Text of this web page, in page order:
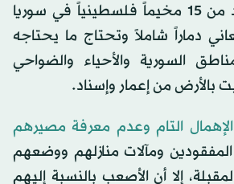
فحسب. فهو واحد من 15 مخيماً فلسطينياً في سوريا
منها تعاني دماراً شاملاً وتحتاج ما يحتاجه
السورية والأحياء والضواحي
بالأرض من إعمار وإسناد.
الإهمال التام وعدم معرفة مصيرهم
ومآلات منازلهم ووضعهم
إلا أن الأصعب بالنسبة إليهم